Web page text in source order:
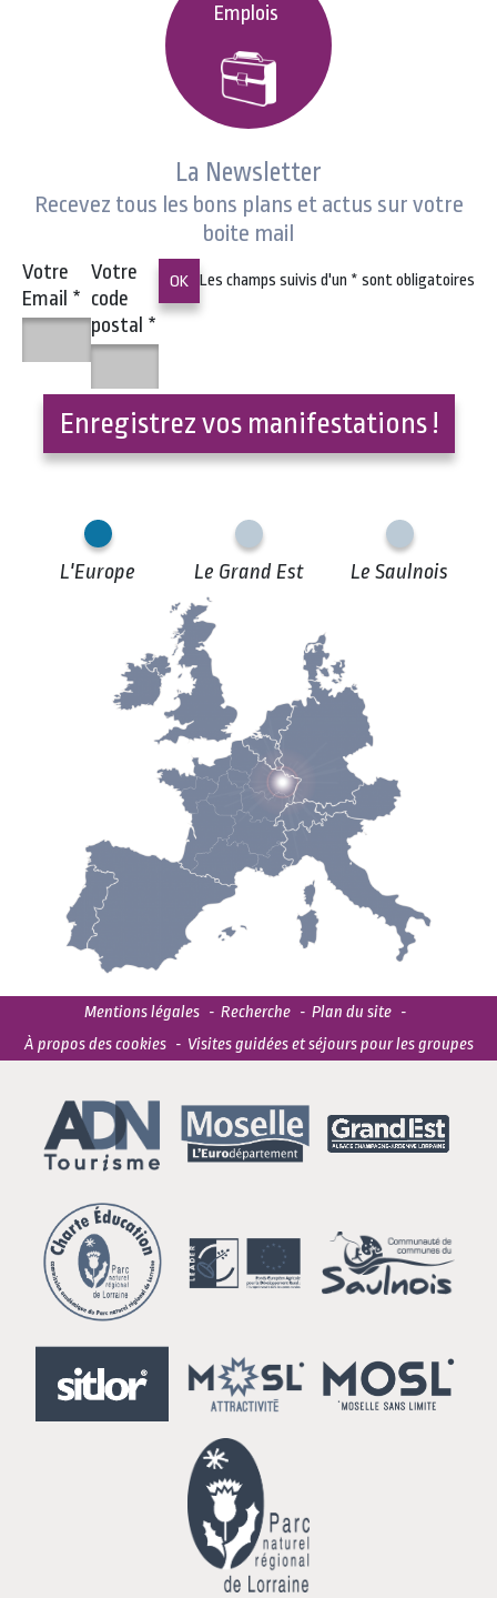
Emplois
La Newsletter
Recevez tous les bons plans et actus sur votre
boite mail
Votre
Email *
Votre
code
postal *
Les champs suivis d'un * sont obligatoires
Enregistrez vos manifestations !
L'Europe Le Grand Est Le Saulnois
Mentions légales Recherche
Plan du site
À propos des cookies
Visites guidées et séjours pour les groupes